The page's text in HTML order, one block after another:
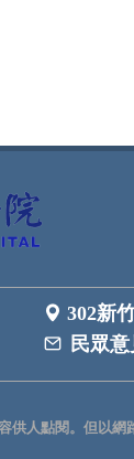
302新
民眾
人點閱。但以